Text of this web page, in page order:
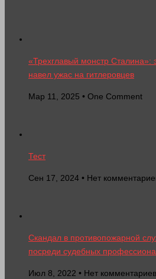
«Трехглавый монстр
навел ужас на гитлеровцев
Мар 11, 2025 • One Comment
Тест
Сен 17, 2024 • Нет
Скандал в противопожарной
посреди судебных
Июл 8, 2022 • Нет комментариев